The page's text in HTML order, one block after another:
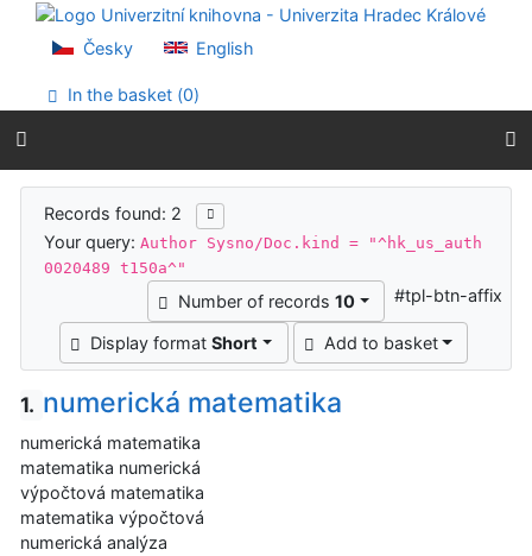
Go to content
Go to menu
Accessibility declaration
Česky English
In the basket (0)
Search results
Records found: 2
Your query:Author Sysno/Doc.kind = "^hk_us_auth
0020489 t150a^"
Number of records 10
Display formatShort Add to basket
#tpl-btn-affix
1. numerická matematika
numerická matematika
matematika numerická
výpočtová matematika
matematika výpočtová
numerická analýza